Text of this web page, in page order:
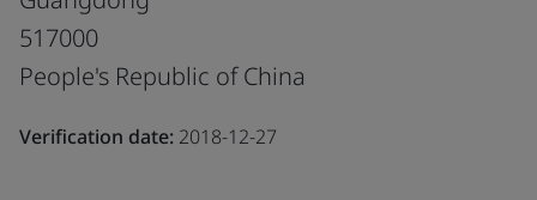
517000
People's Republic of China
Verification date: 2018-12-27